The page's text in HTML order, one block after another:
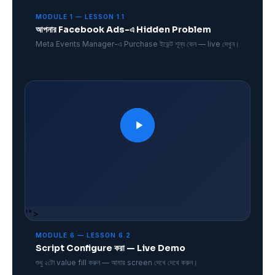
MODULE 1 — LESSON 1.1
আপনার Facebook Ads-এ Hidden Problem
Meta Events Manager-এ Purchase ইভেন্ট শূন্য কেন — live দেখুন।
'">
MODULE 6 — LESSON 6.2
Script Configure করা — Live Demo
শুধু ২টো value fill করুন — আমার screen দেখে দেখে করুন।